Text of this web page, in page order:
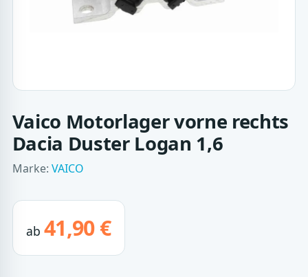
Vaico Motorlager vorne rechts
Dacia Duster Logan 1,6
Marke: VAICO
ab 41,90 €